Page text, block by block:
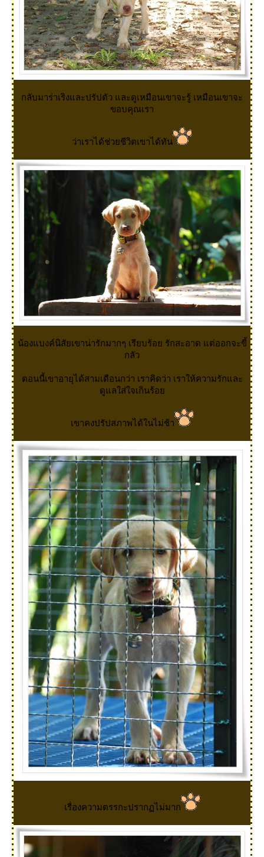
กลับมาร่าเริงและปรัปตัว และดูเหมือนเขาจะรู้ เหมือนเขาจะ
ขอบคุณเรา
ว่าเราได้ช่วยชีวิตเขาได้ทัน
น้องแบงค์นิสัยเขาน่ารักมากๆ เรียบร้อย รักสะอาด แต่ออกจะขี้
กลัว
ตอนนี้เขาอายุได้สามเดือนกว่า เราคิดว่า เราให้ความรักและ
ดูแลใส่ใจเกินร้อ
เขาคงปรัปสภาพได้ในไม่ช้า
เรื่องความตรรกะปรากฏไม่มาก